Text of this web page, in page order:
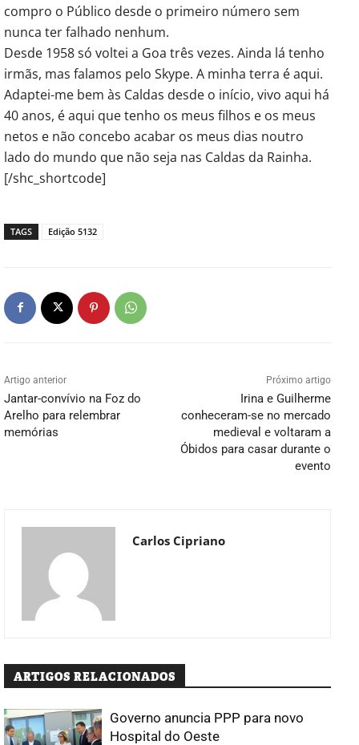
compro o Público desde o primeiro número sem
nunca ter falhado nenhum.
Desde 1958 só voltei a Goa três vezes. Ainda lá tenho
irmãs, mas falamos pelo Skype. A minha terra é aqui.
Adaptei-me bem às Caldas desde o início, vivo aqui há
40 anos, é aqui que tenho os meus filhos e os meus
netos e não concebo acabar os meus dias noutro
lado do mundo que não seja nas Caldas da Rainha.
[/shc_shortcode]
TAGS Edição 5132
Artigo anterior
Jantar-convívio na Foz do
Arelho para relembrar
memórias
Próximo artigo
Irina e Guilherme
conheceram-se no mercado
medieval e voltaram a
Óbidos para casar durante o
evento
Carlos Cipriano
ARTIGOS RELACIONADOS
Governo anuncia PPP para novo
Hospital do Oeste